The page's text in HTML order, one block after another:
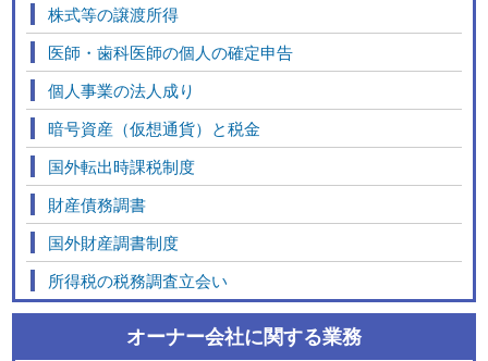
株式等の譲渡所得
医師・歯科医師の個人の確定申告
個人事業の法人成り
暗号資産（仮想通貨）と税金
国外転出時課税制度
財産債務調書
国外財産調書制度
所得税の税務調査立会い
オーナー会社に関する業務